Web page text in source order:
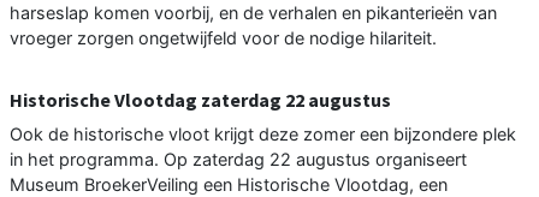
harseslap komen voorbij, en de verhalen en pikanterieën van
vroeger zorgen ongetwijfeld voor de nodige hilariteit.
Historische Vlootdag zaterdag 22 augustus
Ook de historische vloot krijgt deze zomer een bijzondere plek
in het programma. Op zaterdag 22 augustus organiseert
Museum BroekerVeiling een Historische Vlootdag, een